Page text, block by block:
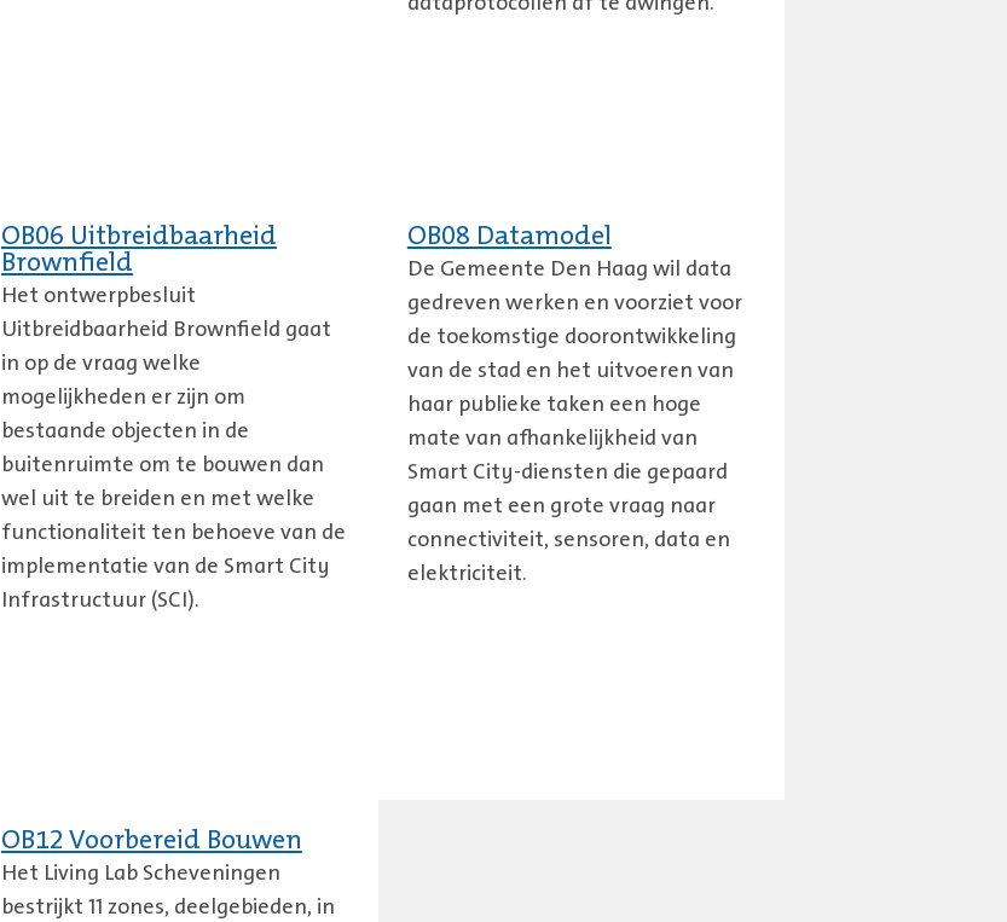
OB06 Uitbreidbaarheid
Brownfield
Het ontwerpbesluit
Uitbreidbaarheid Brownfield gaat
in op de vraag welke
mogelijkheden er zijn om
bestaande objecten in de
buitenruimte om te bouwen dan
wel uit te breiden en met welke
functionaliteit ten behoeve van de
implementatie van de Smart City
Infrastructuur (SCI).
OB08 Datamodel
De Gemeente Den Haag wil data
gedreven werken en voorziet voor
de toekomstige doorontwikkeling
van de stad en het uitvoeren van
haar publieke taken een hoge
mate van afhankelijkheid van
Smart City-diensten die gepaard
gaan met een grote vraag naar
connectiviteit, sensoren, data en
elektriciteit.
OB12 Voorbereid Bouwen
Het Living Lab Scheveningen
bestrijkt 11 zones, deelgebieden, in